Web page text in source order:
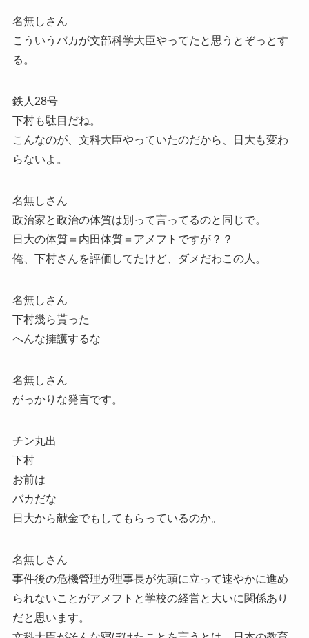
名無しさん
こういうバカが文部科学大臣やってたと思うとぞっとす
る。
鉄人28号
下村も駄目だね。
こんなのが、文科大臣やっていたのだから、日大も変わ
らないよ。
名無しさん
政治家と政治の体質は別って言ってるのと同じで。
日大の体質＝内田体質＝アメフトですが？？
俺、下村さんを評価してたけど、ダメだわこの人。
名無しさん
下村幾ら貰った
へんな擁護するな
名無しさん
がっかりな発言です。
チン丸出
下村
お前は
バカだな
日大から献金でもしてもらっているのか。
名無しさん
事件後の危機管理が理事長が先頭に立って速やかに進め
られないことがアメフトと学校の経営と大いに関係あり
だと思います。